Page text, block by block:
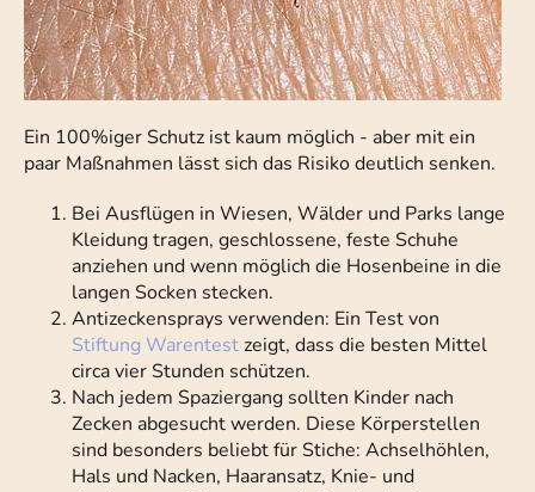
Ein 100%iger Schutz ist kaum möglich - aber mit ein
paar Maßnahmen lässt sich das Risiko deutlich senken.
Bei Ausflügen in Wiesen, Wälder und Parks lange
Kleidung tragen, geschlossene, feste Schuhe
anziehen und wenn möglich die Hosenbeine in die
langen Socken stecken.
Antizeckensprays verwenden: Ein Test von
Stiftung Warentestzeigt, dass die besten Mittel
circa vier Stunden schützen.
Nach jedem Spaziergang sollten Kinder nach
Zecken abgesucht werden. Diese Körperstellen
sind besonders beliebt für Stiche: Achselhöhlen,
Hals und Nacken, Haaransatz, Knie- und